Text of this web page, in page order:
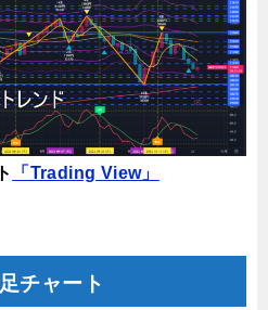
「Trading View」
チャート